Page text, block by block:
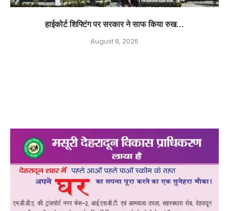
हाईकोर्ट शिफ्टिंग पर सरकार ने साफ किया रुख...
August 8, 2026